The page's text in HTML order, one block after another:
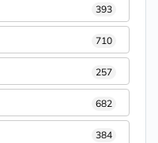
393
710
257
682
384